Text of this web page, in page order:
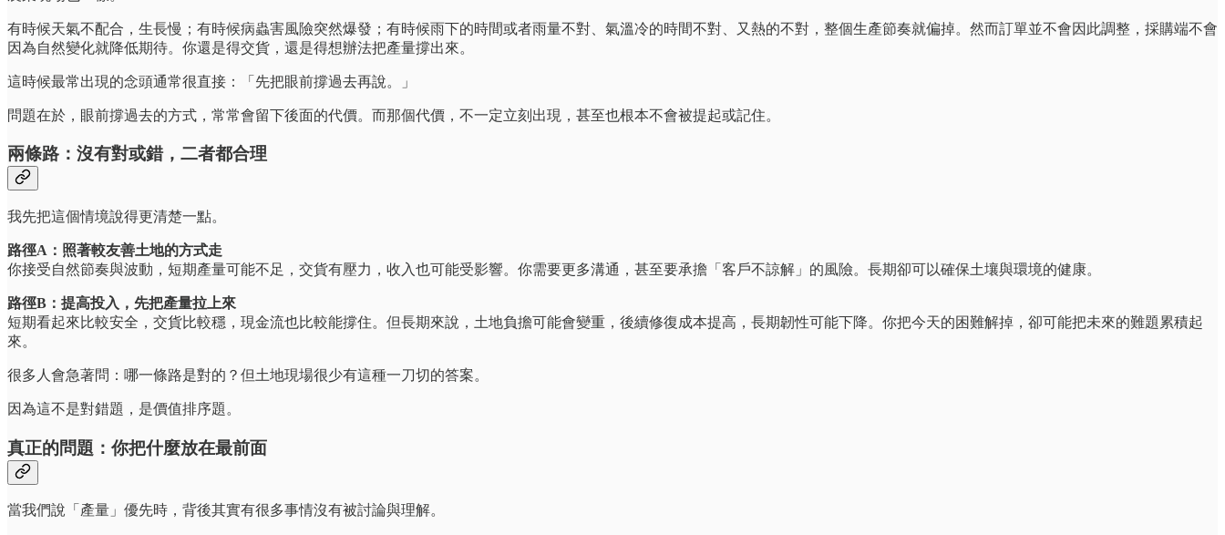
有時候天氣不配合，生長慢；有時候病蟲害風險突然爆發；有時候雨下的時間或者雨量不對、氣溫冷的時間不對、又熱的不對，整個生產節奏就偏掉。然而訂單並不會因此調整，採購端不會
因為自然變化就降低期待。你還是得交貨，還是得想辦法把產量撐出來。
這時候最常出現的念頭通常很直接：「先把眼前撐過去再說。」
問題在於，眼前撐過去的方式，常常會留下後面的代價。而那個代價，不一定立刻出現，甚至也根本不會被提起或記住。
兩條路：沒有對或錯，二者都合理
我先把這個情境說得更清楚一點。
路徑A：照著較友善土地的方式走
你接受自然節奏與波動，短期產量可能不足，交貨有壓力，收入也可能受影響。你需要更多溝通，甚至要承擔「客戶不諒解」的風險。長期卻可以確保土壤與環境的健康。
路徑B：提高投入，先把產量拉上來
短期看起來比較安全，交貨比較穩，現金流也比較能撐住。但長期來說，土地負擔可能會變重，後續修復成本提高，長期韌性可能下降。你把今天的困難解掉，卻可能把未來的難題累積起
來。
很多人會急著問：哪一條路是對的？但土地現場很少有這種一刀切的答案。
因為這不是對錯題，是價值排序題。
真正的問題：你把什麼放在最前面
當我們說「產量」優先時，背後其實有很多事情沒有被討論與理解。